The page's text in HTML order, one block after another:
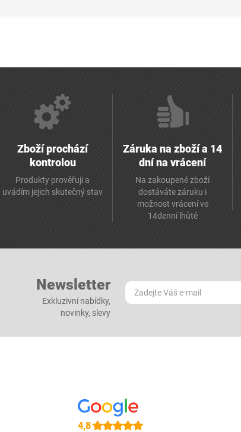
Zboží prochází
kontrolou
Produkty prověřuji a
uvádím jejich skutečný stav
Záruka na zboží a 14
dní na vrácení
Na zakoupené zboží
dostáváte záruku i
možnost vrácení ve
14denní lhůtě
Newsletter
Exkluzivní nabídky,
novinky, slevy
4,8